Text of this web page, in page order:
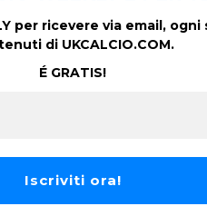
per ricevere via email,
di UKCALCIO.COM.
É GRATIS!